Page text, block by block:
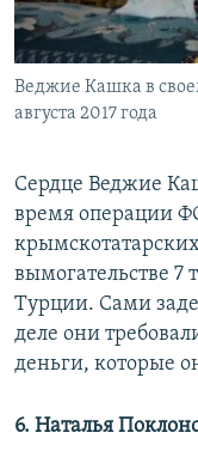
Веджие Кашка в
августа 2017 года
Сердце Веджие
время операции
вымогательстве 7
Турции. Сами
деле они
деньги, которые
6. Наталья